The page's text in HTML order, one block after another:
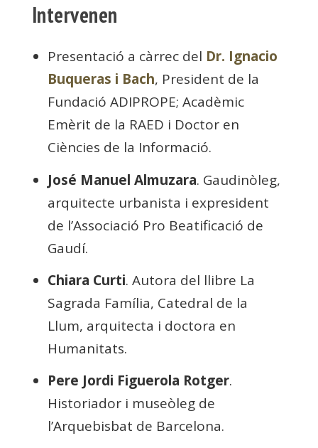
Intervenen
Presentació a càrrec del Dr. Ignacio
Buqueras i Bach, President de la
Fundació ADIPROPE; Acadèmic
Emèrit de la RAED i Doctor en
Ciències de la Informació.
José Manuel Almuzara. Gaudinòleg,
arquitecte urbanista i expresident
de l’Associació Pro Beatificació de
Gaudí.
Chiara Curti. Autora del llibre La
Sagrada Família, Catedral de la
Llum, arquitecta i doctora en
Humanitats.
Pere Jordi Figuerola Rotger.
Historiador i museòleg de
l’Arquebisbat de Barcelona.